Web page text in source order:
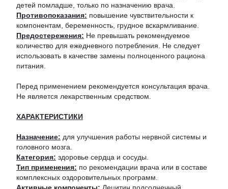
детей помладше, только по назначению врача.
Противопоказания: повышение чувствительности к
компонентам, беременность, грудное вскармливание.
Предостережения: Не превышать рекомендуемое
количество для ежедневного потребления. Не следует
использовать в качестве замены полноценного рациона
питания.
Перед применением рекомендуется консультация врача.
Не является лекарственным средством.
ХАРАКТЕРИСТИКИ
Назначение: для улучшения работы нервной системы и
головного мозга.
Категория: здоровье сердца и сосуды.
Тип применения: по рекомендации врача или в составе
комплексных оздоровительных программ.